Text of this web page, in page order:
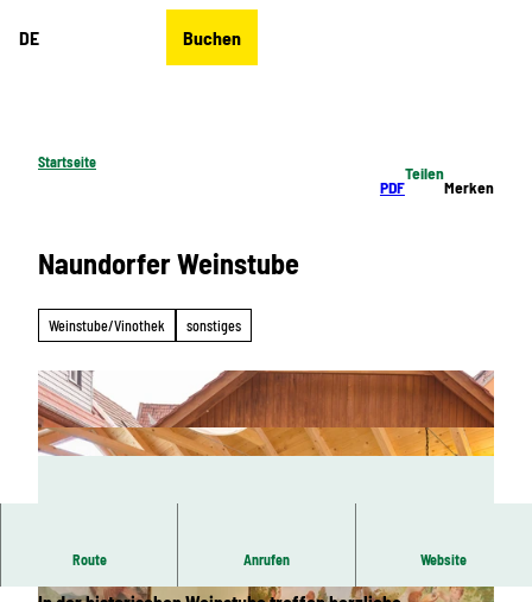
DE Buchen
Startseite
PDF
Teilen
Merken
Naundorfer Weinstube
Weinstube/Vinothek sonstiges
Route Anrufen Website